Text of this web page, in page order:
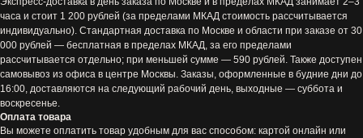
часа и стоит 1 200 рублей (за пределами МКАД стоимость рассчитывается
индивидуально). Стандартная доставка по Москве и области при заказе от 30
000 рублей — бесплатная в пределах МКАД, за его пределами
рассчитывается отдельно; при меньшей сумме — 590 рублей. Также доступен
самовывоз из офиса в центре Москвы. Заказы, оформленные в будние дни до
16:00, доставляются на следующий рабочий день, выходные — суббота и
воскресенье.
Оплата товара
Вы можете оплатить товар удобным для вас способом: картой онлайн или
Каталог
Черная икра
Красная икра
Камчатский краб
Каталог
Важная информация
© Russian Dynasty Caviar, 2026
Величие русских традиций
в каждой банке